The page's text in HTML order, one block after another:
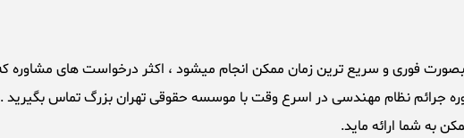
جرائم نظام مهندسی در اسرع وقت با موسسه حقوقی تهران بزرگ تماس بگیرید
به شما ارائه ماید.